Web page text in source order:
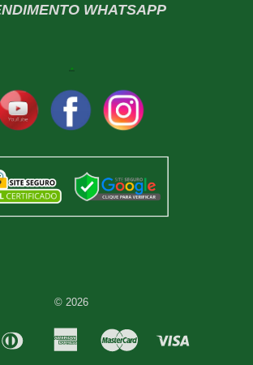
WHATSAPP
© 2026